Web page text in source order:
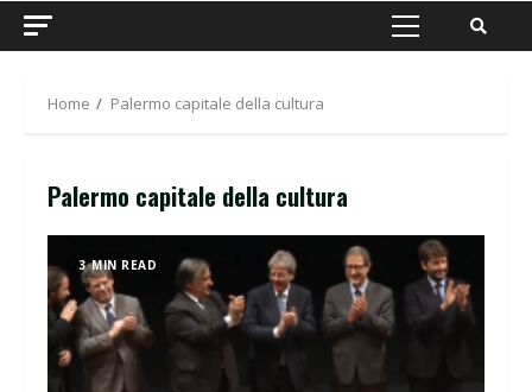
Primary
Home Palermo capitale della cultura
Palermo capitale della cultura
3 MIN READ